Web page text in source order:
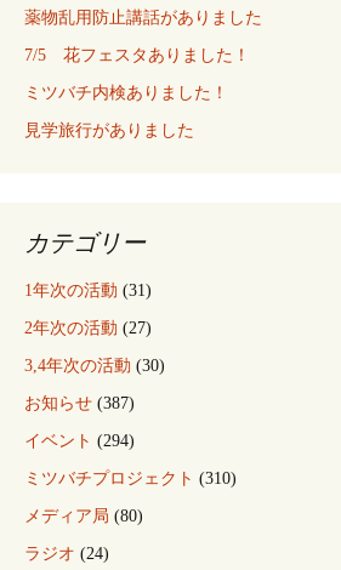
薬物乱用防止講話がありました
7/5 花フェスタありました！
ミツバチ内検ありました！
見学旅行がありました
カテゴリー
1年次の活動 (31)
2年次の活動 (27)
3,4年次の活動 (30)
お知らせ (387)
イベント (294)
ミツバチプロジェクト (310)
メディア局 (80)
ラジオ (24)